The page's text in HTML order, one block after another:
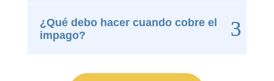
¿Qué debo hacer cuando cobre el
impago?